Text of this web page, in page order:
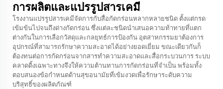
การผลิตและแปรรูปสารเคมี
โรงงานแปรรูปสารเคมีจัดการกับสื่อกัดกร่อนหลากหลายชนิด ตั้งแต่กรด
เข้มข้นไปจนถึงด่างกัดกร่อน ซึ่งแต่ละชนิดนำเสนอความท้าทายที่แตก
ต่างกันในการเลือกวัสดุและกลยุทธ์การป้องกัน อุตสาหกรรมยาต้องการ
อุปกรณ์ที่สามารถรักษาความสะอาดได้อย่างยอดเยี่ยม ขณะเดียวกันก็
ต้องทนต่อการกัดกร่อนจากสารทำความสะอาดและสื่อกระบวนการ ระบบ
คลาดดิ้งเฉพาะทางจึงให้ความต้านทานการกัดกร่อนที่จำเป็น พร้อมทั้ง
ตอบสนองข้อกำหนดด้านสุขอนามัยที่เข้มงวดเพื่อรักษาระดับความ
บริสุทธิ์ของผลิตภัณฑ์